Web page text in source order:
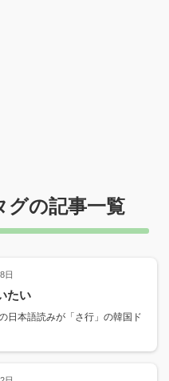
グの記事一覧
日
たい
日本語読みが「さ行」の韓国ド